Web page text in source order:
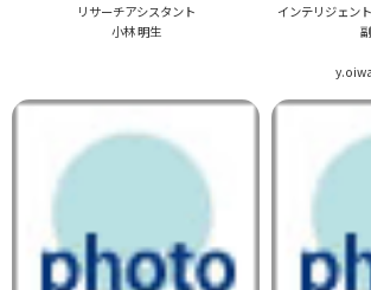
リサーチアシスタント
小林 明生
インテリジェン